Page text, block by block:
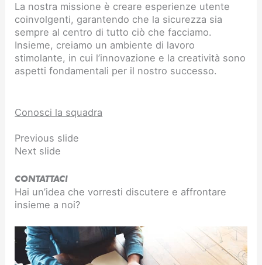
La nostra missione è creare esperienze utente
coinvolgenti, garantendo che la sicurezza sia
sempre al centro di tutto ciò che facciamo.
Insieme, creiamo un ambiente di lavoro
stimolante, in cui l’innovazione e la creatività sono
aspetti fondamentali per il nostro successo.
Conosci la squadra
Previous slide
Next slide
CONTATTACI
Hai un’idea che vorresti discutere e affrontare
insieme a noi?